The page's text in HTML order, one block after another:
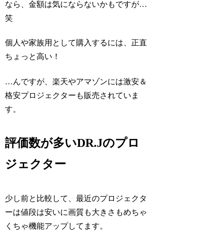
なら、金額は気にならないかもですが…
笑
個人や家族用として購入するには、正直
ちょっと高い！
…んですが、楽天やアマゾンには激安＆
格安プロジェクターも販売されていま
す。
評価数が多いDR.Jのプロ
ジェクター
少し前と比較して、最近のプロジェクタ
ーは値段は安いに画質も大きさもめちゃ
くちゃ機能アップしてます。